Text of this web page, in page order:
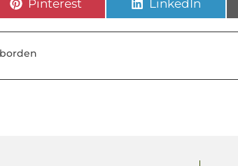
Pinterest LinkedIn